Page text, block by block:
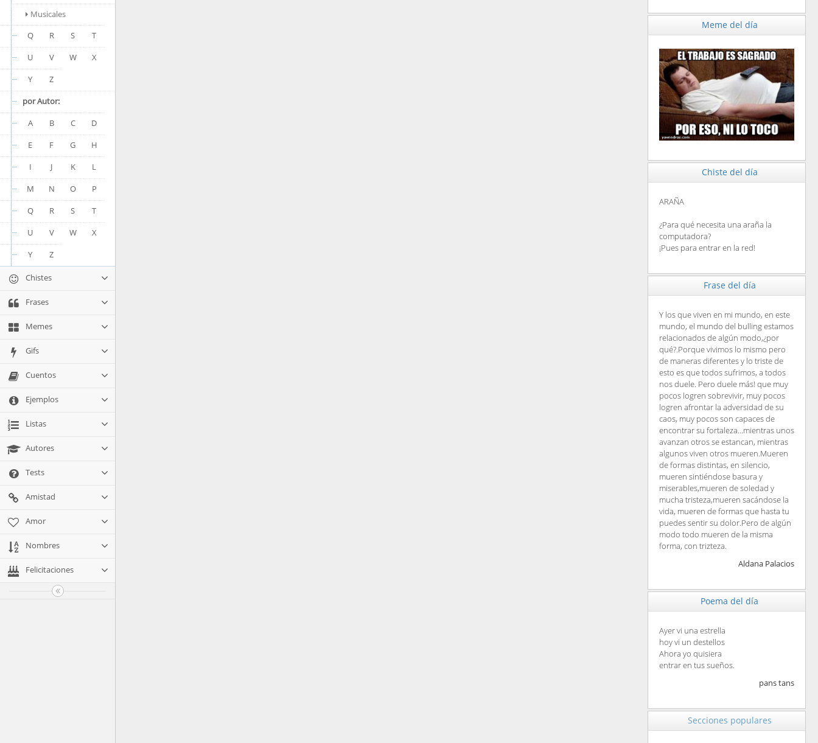
Musicales
Q
R S
T
U
V W
X
Y
Z
por Autor:
A
B C
D
E
F G
H
I
J K
L
M
N O
P
Q
R S
T
U
V W
X
Y
Z
Chistes
Frases
Memes
Gifs
Cuentos
Ejemplos
Listas
Autores
Tests
Amistad
Amor
Nombres
Felicitaciones
Meme del día
Chiste del día
ARAÑA
¿Para qué necesita una araña la
computadora?
¡Pues para entrar en la red!
Frase del día
Y los que viven en mi mundo, en este
mundo, el mundo del bulling estamos
relacionados de algún modo,¿por
qué?.Porque vivimos lo mismo pero
de maneras diferentes y lo triste de
esto es que todos sufrimos, a todos
nos duele. Pero duele más! que muy
pocos logren sobrevivir, muy pocos
logren afrontar la adversidad de su
caos, muy pocos son capaces de
encontrar su fortaleza...mientras unos
avanzan otros se estancan, mientras
algunos viven otros mueren.Mueren
de formas distintas, en silencio,
mueren sintiéndose basura y
miserables,mueren de soledad y
mucha tristeza,mueren sacándose la
vida, mueren de formas que hasta tu
puedes sentir su dolor.Pero de algún
modo todo mueren de la misma
forma, con trizteza.
Aldana Palacios
Poema del día
Ayer vi una estrella
hoy vi un destellos
Ahora yo quisiera
entrar en tus sueños.
pans tans
Secciones populares